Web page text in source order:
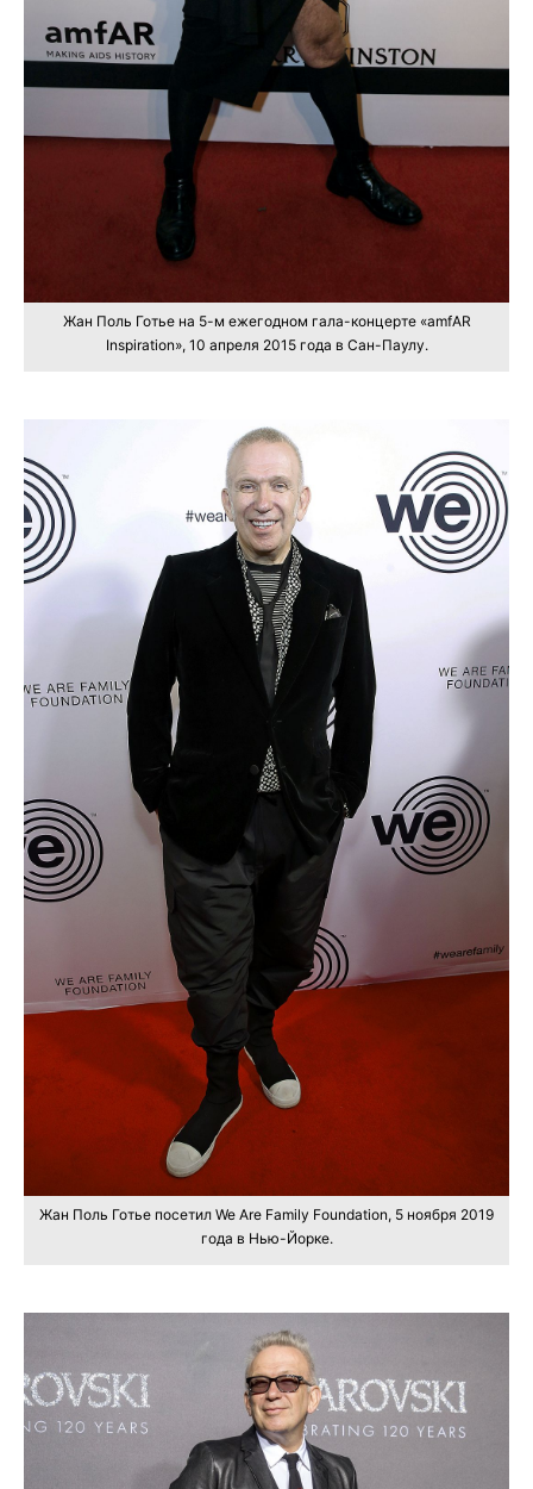
Жан Поль Готье на 5-м ежегодном гала-концерте «amfAR
Inspiration», 10 апреля 2015 года в Сан-Паулу.
Жан Поль Готье посетил We Are Family Foundation, 5 ноября 2019
года в Нью-Йорке.